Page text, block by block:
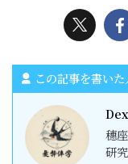
この記事を書いた
穗
研